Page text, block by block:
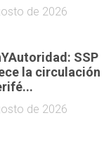
de 2026
SSP
la circulación
de 2026